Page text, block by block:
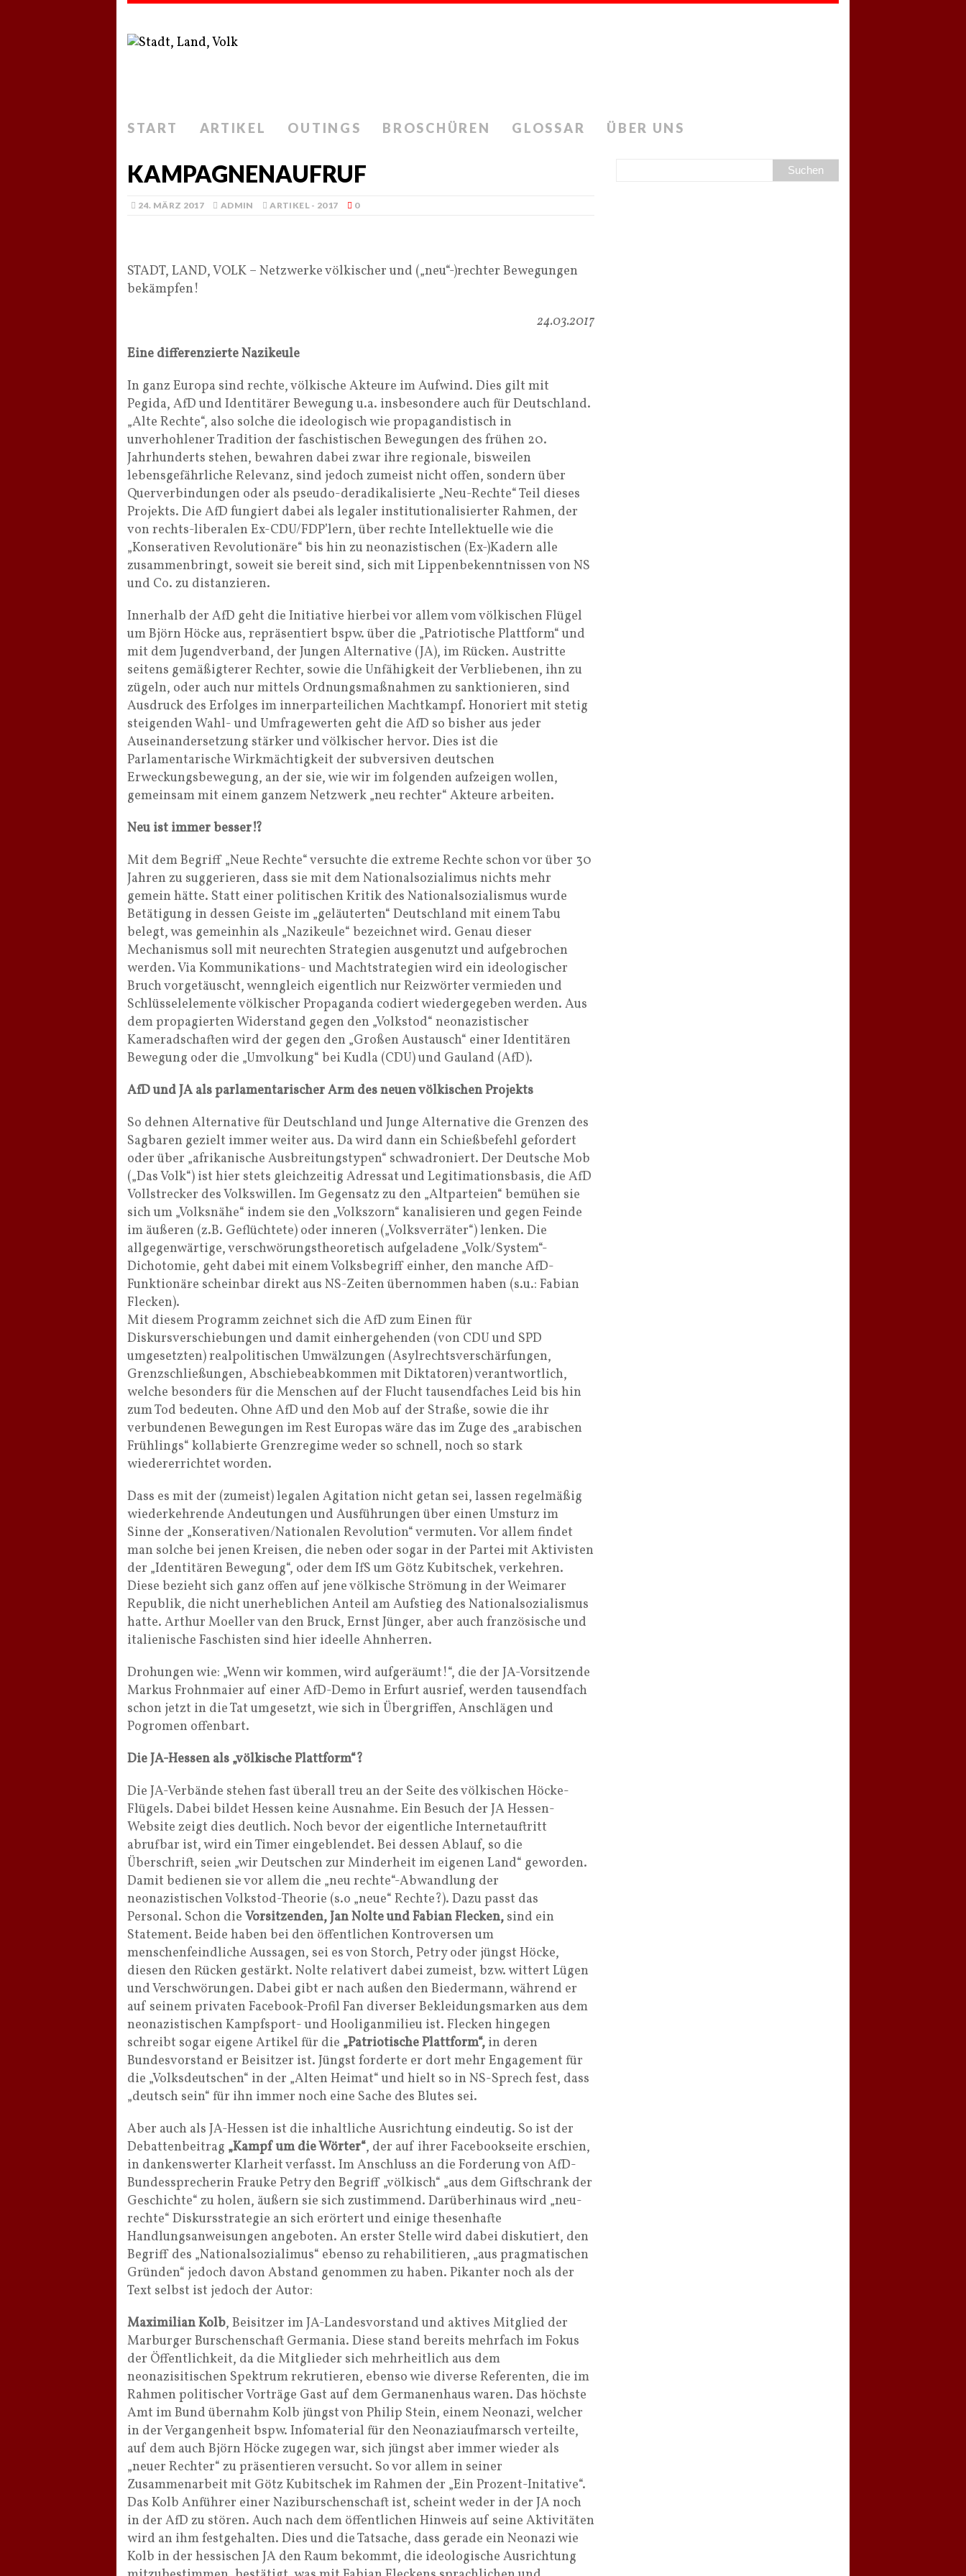
START ARTIKEL OUTINGS BROSCHÜREN GLOSSAR ÜBER UNS
KAMPAGNENAUFRUF
24. MÄRZ 2017 ADMIN ARTIKEL - 2017 0
STADT, LAND, VOLK – Netzwerke völkischer und („neu“-)rechter Bewegungen
bekämpfen!
24.03.2017
Eine differenzierte Nazikeule
In ganz Europa sind rechte, völkische Akteure im Aufwind. Dies gilt mit
Pegida, AfD und Identitärer Bewegung u.a. insbesondere auch für Deutschland.
„Alte Rechte“, also solche die ideologisch wie propagandistisch in
unverhohlener Tradition der faschistischen Bewegungen des frühen 20.
Jahrhunderts stehen, bewahren dabei zwar ihre regionale, bisweilen
lebensgefährliche Relevanz, sind jedoch zumeist nicht offen, sondern über
Querverbindungen oder als pseudo-deradikalisierte „Neu-Rechte“ Teil dieses
Projekts. Die AfD fungiert dabei als legaler institutionalisierter Rahmen, der
von rechts-liberalen Ex-CDU/FDP’lern, über rechte Intellektuelle wie die
„Konserativen Revolutionäre“ bis hin zu neonazistischen (Ex-)Kadern alle
zusammenbringt, soweit sie bereit sind, sich mit Lippenbekenntnissen von NS
und Co. zu distanzieren.
Innerhalb der AfD geht die Initiative hierbei vor allem vom völkischen Flügel
um Björn Höcke aus, repräsentiert bspw. über die „Patriotische Plattform“ und
mit dem Jugendverband, der Jungen Alternative (JA), im Rücken. Austritte
seitens gemäßigterer Rechter, sowie die Unfähigkeit der Verbliebenen, ihn zu
zügeln, oder auch nur mittels Ordnungsmaßnahmen zu sanktionieren, sind
Ausdruck des Erfolges im innerparteilichen Machtkampf. Honoriert mit stetig
steigenden Wahl- und Umfragewerten geht die AfD so bisher aus jeder
Auseinandersetzung stärker und völkischer hervor. Dies ist die
Parlamentarische Wirkmächtigkeit der subversiven deutschen
Erweckungsbewegung, an der sie, wie wir im folgenden aufzeigen wollen,
gemeinsam mit einem ganzem Netzwerk „neu rechter“ Akteure arbeiten.
Neu ist immer besser!?
Mit dem Begriff „Neue Rechte“ versuchte die extreme Rechte schon vor über 30
Jahren zu suggerieren, dass sie mit dem Nationalsozialimus nichts mehr
gemein hätte. Statt einer politischen Kritik des Nationalsozialismus wurde
Betätigung in dessen Geiste im „geläuterten“ Deutschland mit einem Tabu
belegt, was gemeinhin als „Nazikeule“ bezeichnet wird. Genau dieser
Mechanismus soll mit neurechten Strategien ausgenutzt und aufgebrochen
werden. Via Kommunikations- und Machtstrategien wird ein ideologischer
Bruch vorgetäuscht, wenngleich eigentlich nur Reizwörter vermieden und
Schlüsselelemente völkischer Propaganda codiert wiedergegeben werden. Aus
dem propagierten Widerstand gegen den „Volkstod“ neonazistischer
Kameradschaften wird der gegen den „Großen Austausch“ einer Identitären
Bewegung oder die „Umvolkung“ bei Kudla (CDU) und Gauland (AfD).
AfD und JA als parlamentarischer Arm des neuen völkischen Projekts
So dehnen Alternative für Deutschland und Junge Alternative die Grenzen des
Sagbaren gezielt immer weiter aus. Da wird dann ein Schießbefehl gefordert
oder über „afrikanische Ausbreitungstypen“ schwadroniert. Der Deutsche Mob
(„Das Volk“) ist hier stets gleichzeitig Adressat und Legitimationsbasis, die AfD
Vollstrecker des Volkswillen. Im Gegensatz zu den „Altparteien“ bemühen sie
sich um „Volksnähe“ indem sie den „Volkszorn“ kanalisieren und gegen Feinde
im äußeren (z.B. Geflüchtete) oder inneren („Volksverräter“) lenken. Die
allgegenwärtige, verschwörungstheoretisch aufgeladene „Volk/System“-
Dichotomie, geht dabei mit einem Volksbegriff einher, den manche AfD-
Funktionäre scheinbar direkt aus NS-Zeiten übernommen haben (s.u.: Fabian
Flecken).
Mit diesem Programm zeichnet sich die AfD zum Einen für
Diskursverschiebungen und damit einhergehenden (von CDU und SPD
umgesetzten) realpolitischen Umwälzungen (Asylrechtsverschärfungen,
Grenzschließungen, Abschiebeabkommen mit Diktatoren) verantwortlich,
welche besonders für die Menschen auf der Flucht tausendfaches Leid bis hin
zum Tod bedeuten. Ohne AfD und den Mob auf der Straße, sowie die ihr
verbundenen Bewegungen im Rest Europas wäre das im Zuge des „arabischen
Frühlings“ kollabierte Grenzregime weder so schnell, noch so stark
wiedererrichtet worden.
Dass es mit der (zumeist) legalen Agitation nicht getan sei, lassen regelmäßig
wiederkehrende Andeutungen und Ausführungen über einen Umsturz im
Sinne der „Konserativen/Nationalen Revolution“ vermuten. Vor allem findet
man solche bei jenen Kreisen, die neben oder sogar in der Partei mit Aktivisten
der „Identitären Bewegung“, oder dem IfS um Götz Kubitschek, verkehren.
Diese bezieht sich ganz offen auf jene völkische Strömung in der Weimarer
Republik, die nicht unerheblichen Anteil am Aufstieg des Nationalsozialismus
hatte. Arthur Moeller van den Bruck, Ernst Jünger, aber auch französische und
italienische Faschisten sind hier ideelle Ahnherren.
Drohungen wie: „Wenn wir kommen, wird aufgeräumt!“, die der JA-Vorsitzende
Markus Frohnmaier auf einer AfD-Demo in Erfurt ausrief, werden tausendfach
schon jetzt in die Tat umgesetzt, wie sich in Übergriffen, Anschlägen und
Pogromen offenbart.
Die JA-Hessen als „völkische Plattform“?
Die JA-Verbände stehen fast überall treu an der Seite des völkischen Höcke-
Flügels. Dabei bildet Hessen keine Ausnahme. Ein Besuch der JA Hessen-
Website zeigt dies deutlich. Noch bevor der eigentliche Internetauftritt
abrufbar ist, wird ein Timer eingeblendet. Bei dessen Ablauf, so die
Überschrift, seien „wir Deutschen zur Minderheit im eigenen Land“ geworden.
Damit bedienen sie vor allem die „neu rechte“-Abwandlung der
neonazistischen Volkstod-Theorie (s.o „neue“ Rechte?). Dazu passt das
Personal. Schon die Vorsitzenden, Jan Nolte und Fabian Flecken, sind ein
Statement. Beide haben bei den öffentlichen Kontroversen um
menschenfeindliche Aussagen, sei es von Storch, Petry oder jüngst Höcke,
diesen den Rücken gestärkt. Nolte relativert dabei zumeist, bzw. wittert Lügen
und Verschwörungen. Dabei gibt er nach außen den Biedermann, während er
auf seinem privaten Facebook-Profil Fan diverser Bekleidungsmarken aus dem
neonazistischen Kampfsport- und Hooliganmilieu ist. Flecken hingegen
schreibt sogar eigene Artikel für die „Patriotische Plattform“, in deren
Bundesvorstand er Beisitzer ist. Jüngst forderte er dort mehr Engagement für
die „Volksdeutschen“ in der „Alten Heimat“ und hielt so in NS-Sprech fest, dass
„deutsch sein“ für ihn immer noch eine Sache des Blutes sei.
Aber auch als JA-Hessen ist die inhaltliche Ausrichtung eindeutig. So ist der
Debattenbeitrag „Kampf um die Wörter“, der auf ihrer Facebookseite erschien,
in dankenswerter Klarheit verfasst. Im Anschluss an die Forderung von AfD-
Bundessprecherin Frauke Petry den Begriff „völkisch“ „aus dem Giftschrank der
Geschichte“ zu holen, äußern sie sich zustimmend. Darüberhinaus wird „neu-
rechte“ Diskursstrategie an sich erörtert und einige thesenhafte
Handlungsanweisungen angeboten. An erster Stelle wird dabei diskutiert, den
Begriff des „Nationalsozialimus“ ebenso zu rehabilitieren, „aus pragmatischen
Gründen“ jedoch davon Abstand genommen zu haben. Pikanter noch als der
Text selbst ist jedoch der Autor:
Maximilian Kolb, Beisitzer im JA-Landesvorstand und aktives Mitglied der
Marburger Burschenschaft Germania. Diese stand bereits mehrfach im Fokus
der Öffentlichkeit, da die Mitglieder sich mehrheitlich aus dem
neonazisitischen Spektrum rekrutieren, ebenso wie diverse Referenten, die im
Rahmen politischer Vorträge Gast auf dem Germanenhaus waren. Das höchste
Amt im Bund übernahm Kolb jüngst von Philip Stein, einem Neonazi, welcher
in der Vergangenheit bspw. Infomaterial für den Neonaziaufmarsch verteilte,
auf dem auch Björn Höcke zugegen war, sich jüngst aber immer wieder als
„neuer Rechter“ zu präsentieren versucht. So vor allem in seiner
Zusammenarbeit mit Götz Kubitschek im Rahmen der „Ein Prozent-Initative“.
Das Kolb Anführer einer Naziburschenschaft ist, scheint weder in der JA noch
in der AfD zu stören. Auch nach dem öffentlichen Hinweis auf seine Aktivitäten
wird an ihm festgehalten. Dies und die Tatsache, dass gerade ein Neonazi wie
Kolb in der hessischen JA den Raum bekommt, die ideologische Ausrichtung